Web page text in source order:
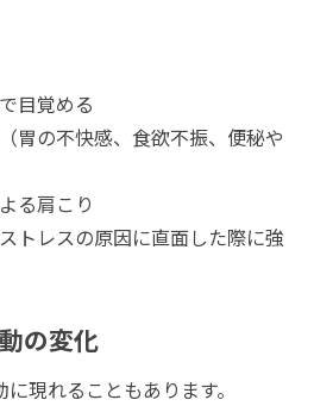
目覚める
胃の不快感、食欲不振、便秘や
る肩こり
トレスの原因に直面した際に強
の変化
現れることもあります。